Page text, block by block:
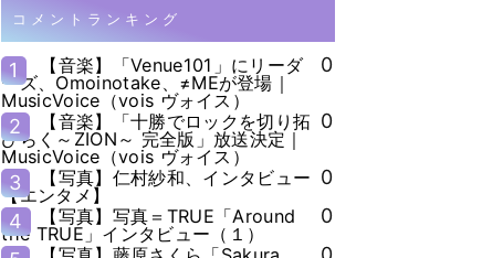
コメントランキング
1
【音楽】「Venue101」にリーダ
ーズ、Omoinotake、≠MEが登場｜
MusicVoice（vois ヴォイス）
0
2
【音楽】「十勝でロックを切り拓
ひらく～ZION～ 完全版」放送決定｜
MusicVoice（vois ヴォイス）
0
3
【写真】仁村紗和、インタビュー
【エンタメ】
0
4
【写真】写真＝TRUE「Around
the TRUE」インタビュー（１）
0